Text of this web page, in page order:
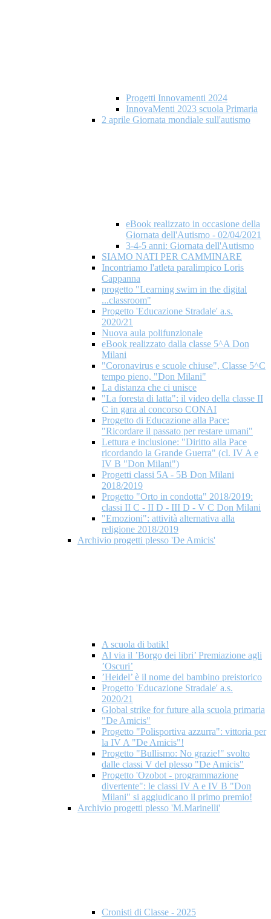
Progetti Innovamenti 2024
InnovaMenti 2023 scuola Primaria
2 aprile Giornata mondiale​ sull'autismo
eBook realizzato in occasione della
Giornata dell'Autismo - 02/04/2021
3-4-5 anni: Giornata dell'Autismo
SIAMO NATI PER CAMMINARE
Incontriamo l'atleta paralimpico Loris
Cappanna
progetto "Learning swim in the digital
...classroom"
Progetto 'Educazione Stradale' a.s.
2020/21
Nuova aula polifunzionale
eBook realizzato dalla classe 5^A Don
Milani
"Coronavirus e scuole chiuse", Classe 5^C
tempo pieno, "Don Milani"
La distanza che ci unisce
"La foresta di latta": il video della classe II
C in gara al concorso CONAI
Progetto di Educazione alla Pace:
"Ricordare il passato per restare umani"
Lettura e inclusione: "Diritto alla Pace
ricordando la Grande Guerra" (cl. IV A e
IV B "Don Milani")
Progetti classi 5A - 5B Don Milani
2018/2019
Progetto "Orto in condotta" 2018/2019:
classi II C - II D - III D - V C Don Milani
"Emozioni": attività alternativa alla
religione 2018/2019
Archivio progetti plesso 'De Amicis'
A scuola di batik!
Al via il ’Borgo dei libri’ Premiazione agli
’Oscuri’
’Heidel’ è il nome del bambino preistorico
Progetto 'Educazione Stradale' a.s.
2020/21
Global strike for future alla scuola primaria
"De Amicis"
Progetto "Polisportiva azzurra": vittoria per
la IV A "De Amicis"!
Progetto "Bullismo: No grazie!" svolto
dalle classi V del plesso "De Amicis"
Progetto 'Ozobot - programmazione
divertente": le classi IV A e IV B "Don
Milani" si aggiudicano il primo premio!
Archivio progetti plesso 'M.Marinelli'
Cronisti di Classe - 2025